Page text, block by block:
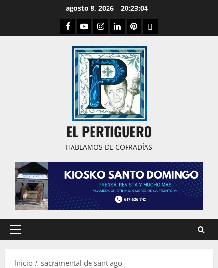
agosto 8, 2026 20:23:04
Facebook
YoutubeInstagram
LinkedPinterestDribbble
EL PERTIGUERO
HABLAMOS DE COFRADÍAS
Menú
Inicio
sacramental de santiago